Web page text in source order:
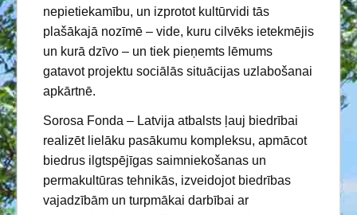
nepietiekamību, un izprotot kultūrvidi tās
plašākajā nozīmē – vide, kuru cilvēks ietekmējis
un kurā dzīvo – un tiek pieņemts lēmums
gatavot projektu sociālās situācijas uzlabošanai
apkārtnē.
Sorosa Fonda – Latvija atbalsts ļauj biedrībai
realizēt lielāku pasākumu kompleksu, apmācot
biedrus ilgtspējīgas saimniekošanas un
permakultūras tehnikās, izveidojot biedrības
vajadzībām un turpmākai darbībai ar